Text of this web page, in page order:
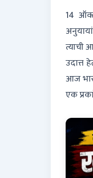
14
त्याची
उदात्त
आज
एक